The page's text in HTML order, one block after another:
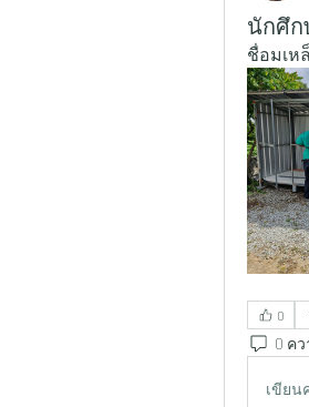
นักศึก
ชื่อมเห
0
0 ค
เขียน